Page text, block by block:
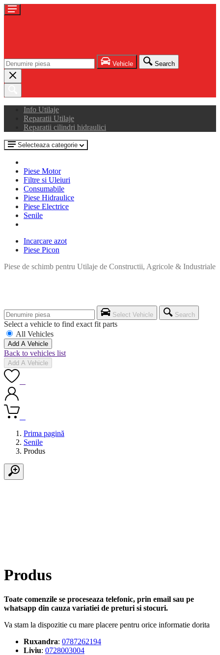
Vehicle Search
Info Utilaje
Reparatii Utilaje
Reparatii cilindri hidraulici
Selecteaza categorie
Piese Motor
Filtre si Uleiuri
Consumabile
Piese Hidraulice
Piese Electrice
Senile
Incarcare azot
Piese Picon
Piese de schimb pentru Utilaje de Constructii, Agricole & Industriale
Select Vehicle Search
Select a vehicle to find exact fit parts
All Vehicles
Add A Vehicle
Back to vehicles list
Add A Vehicle
Prima pagină
Senile
Produs
Produs
Toate comenzile se proceseaza telefonic, prin email sau pe
whatsapp din cauza variatiei de preturi si stocuri.
Va stam la dispozitie cu mare placere pentru orice informatie dorita
Ruxandra: 0787262194
Liviu: 0728003004